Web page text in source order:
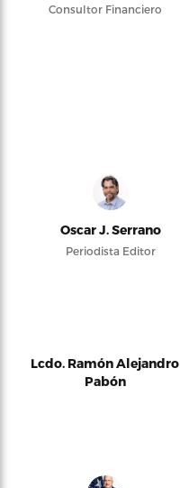
Consultor Financiero
Oscar J. Serrano
Periodista Editor
Lcdo. Ramón Alejandro
Pabón